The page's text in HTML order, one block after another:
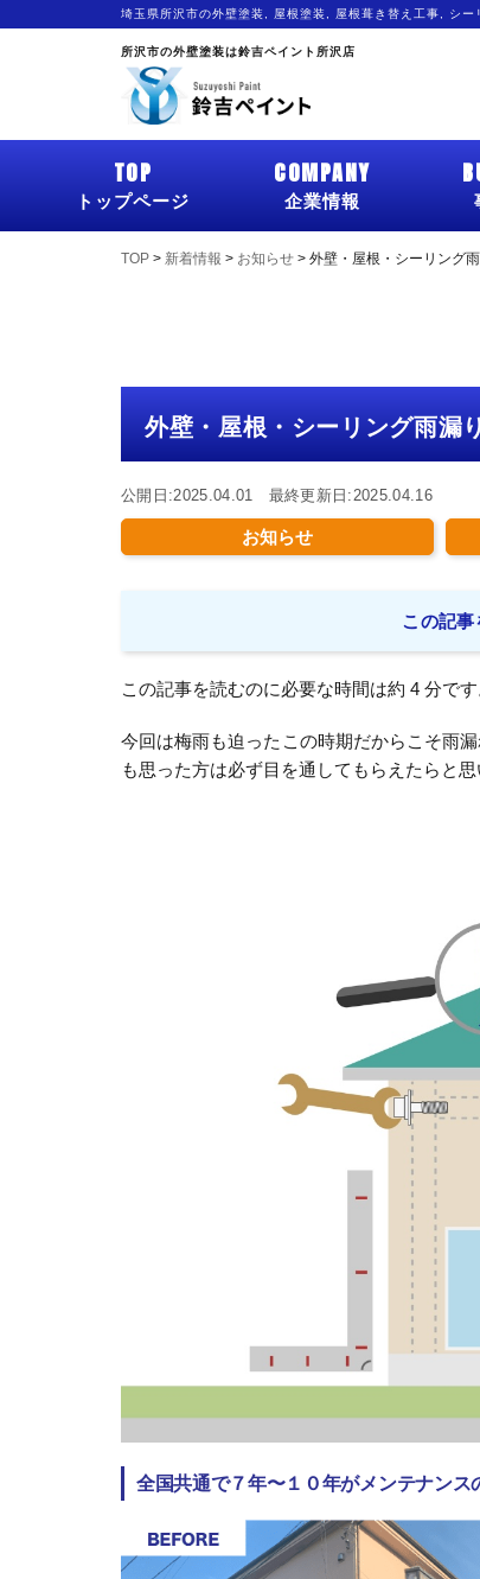
埼玉県所沢市の外壁塗装, 屋根塗装, 屋根葺き替え工事, シ
所沢市の外壁塗装は鈴吉ペイント所沢店
TOP
トップページ
COMPANY
企業情報
TOP > 新着情報 > お知らせ > 外壁・屋根・シーリング
外壁・屋根・シーリング雨漏
公開日:2025.04.01 最終更新日:2025.04.16
お知らせ
この記事
この記事を読むのに必要な時間は約 4 分です
今回は梅雨も迫ったこの時期だからこそ雨
も思った方は必ず目を通してもらえたらと思
全国共通で７年〜１０年がメンテナンス